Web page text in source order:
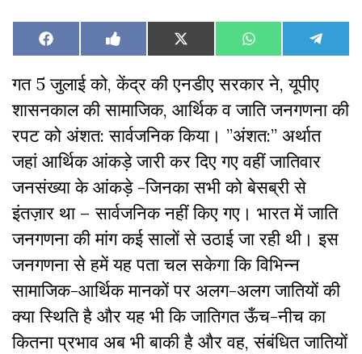
Share
on
Facebook Share
on
Like
on
Facebook
Share
on
X
(Twitter)
Share
on
WhatsAppShare
on
गत 5 जुलाई को, केंद्र की एनडीए सरकार ने, यूपीए
शासनकाल की सामाजिक, आर्थिक व जाति जनगणना की
रपट को अंशत: सार्वजनिक किया। ”अंशत:” अर्थात
जहां आर्थिक आंकड़े जारी कर दिए गए वहीं जातिवार
जनसंख्या के आंकड़े -जिनका सभी को बेसब्री से
इंतज़ार था – सार्वजनिक नहीं किए गए। भारत में जाति
जनगणना की मांग कई सालों से उठाई जा रही थी। इस
जनगणना से हमें यह पता चल सकेगा कि विभिन्न
सामाजिक-आर्थिक मानकों पर अलग-अलग जातियों की
क्या स्थिति है और यह भी कि जातिगत ऊँच-नीच का
कितना प्रभाव अब भी बाकी है और वह, संबंधित जातियों